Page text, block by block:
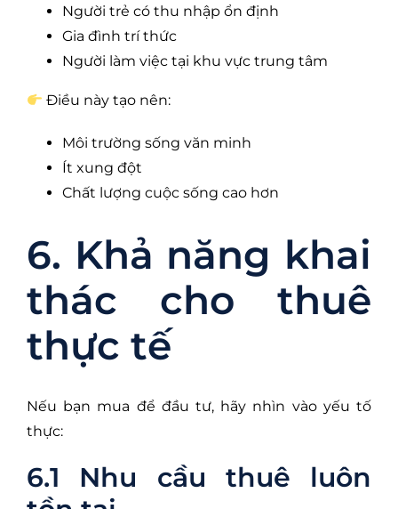
Người trẻ có thu nhập ổn định
Gia đình trí thức
Người làm việc tại khu vực trung tâm
Điều này tạo nên:
Môi trường sống văn minh
Ít xung đột
Chất lượng cuộc sống cao hơn
6. Khả năng khai
thác cho thuê
thực tế
Nếu bạn mua để đầu tư, hãy nhìn vào yếu tố
thực:
6.1 Nhu cầu thuê luôn